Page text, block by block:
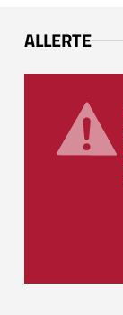
ALLERTE